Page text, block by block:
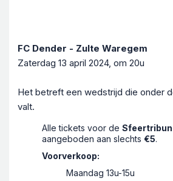
FC Dender - Zulte Waregem
Zaterdag 13 april 2024, om 20u
Het betreft een wedstrijd die onder
valt.
Alle tickets voor de
aangeboden aan slechts €5.
Voorverkoop:
Maandag 13u-15u